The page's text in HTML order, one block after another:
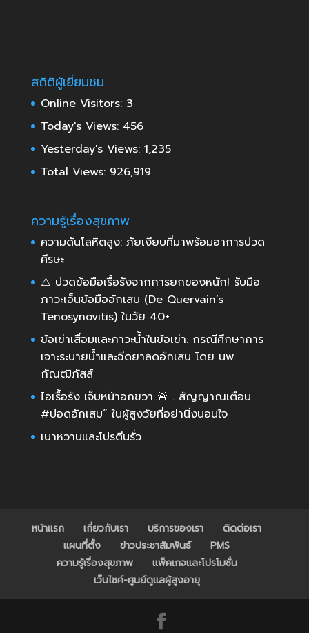
สถิติผู้เยี่ยมชม
Online Visitors: 3
Today's Views: 456
Yesterday's Views: 1,235
Total Views: 926,919
ความรู้เรื่องสุขภาพ
ความดันโลหิตสูง: ภัยเงียบที่มาพร้อมอาการปวด
ศีรษะ
⚠️ ปวดข้อมือเรื้อรังจากการยกของหนัก! รับมือ
ภาวะเอ็นข้อมืออักเสบ (De Quervain’s
Tenosynovitis) ในวัย 40+
ข้อเข่าเสื่อมและภาวะน้ำในข้อเข่า: กรณีศึกษาการ
เจาะระบายน้ำและฉีดยาลดอักเสบ โดย นพ.
กัณฒิภัสส์
ไอเรื้อรัง เจ็บหน้าอกขวา..🚨 . สัญญาณเตือน
#ปอดอักเสบ” ในผู้สูงวัยที่อย่านิ่งนอนใจ
เบาหวานและโปรตีนรั่ว
หน้าแรก เกี่ยวกับเรา บริการของเรา
ติดต่อเรา
แผนที่ตั้ง
ข่าวประชาสัมพันธ์
PMS
ความรู้เรื่องสุขภาพ
แพ็คเกจและโปรโมชั่น
เว็บไซค์-ศูนย์ดูแลผู้สูงอายุ